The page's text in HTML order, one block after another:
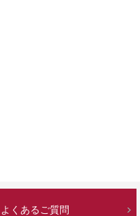
よくあるご質問